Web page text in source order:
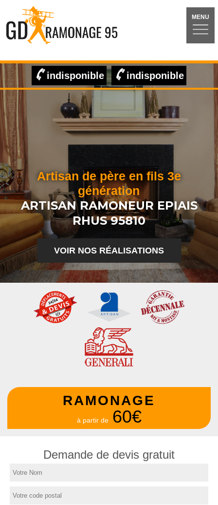
MENU
indisponible indisponible
Artisan de père en fils 3e
génération
ARTISAN RAMONEUR EPIAIS
RHUS 95810
VOIR NOS RÉALISATIONS
RAMONAGE
à partir de 60€
Demande de devis gratuit